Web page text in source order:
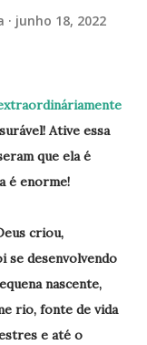
junho 18, 2022
Ative essa
que ela é
é enorme!
criou,
se desenvolvendo
nascente,
rio, fonte de vida
e até o